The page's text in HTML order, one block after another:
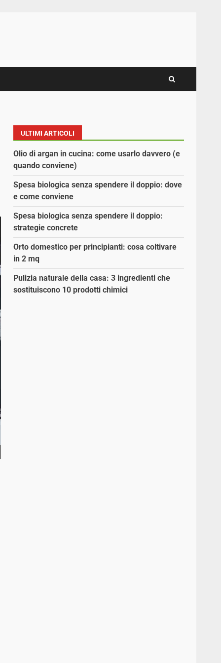
ULTIMI ARTICOLI
Olio di argan in cucina: come usarlo davvero (e
quando conviene)
Spesa biologica senza spendere il doppio: dove
e come conviene
Spesa biologica senza spendere il doppio:
strategie concrete
Orto domestico per principianti: cosa coltivare
in 2 mq
Pulizia naturale della casa: 3 ingredienti che
sostituiscono 10 prodotti chimici